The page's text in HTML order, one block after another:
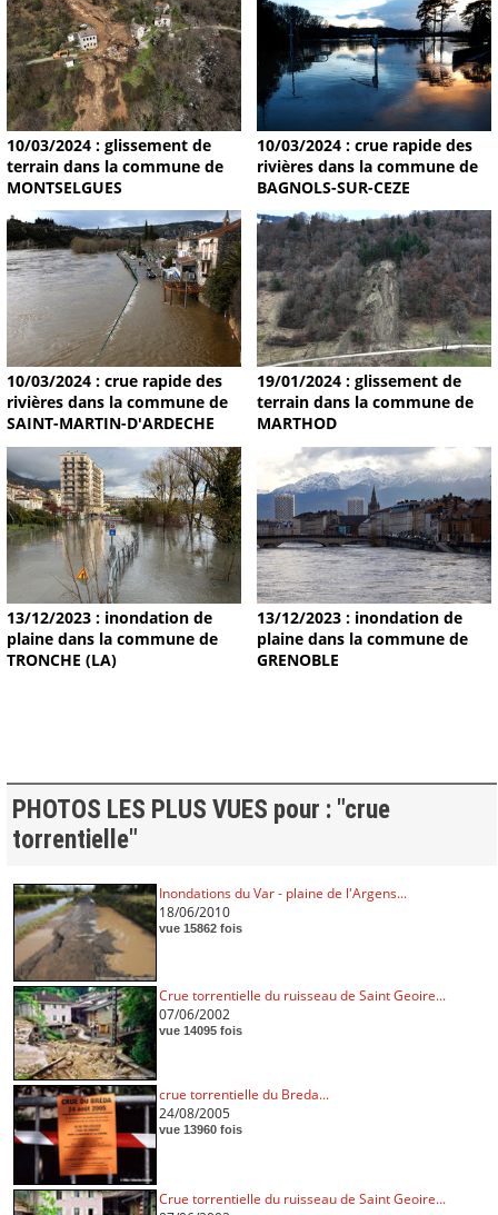
10/03/2024 : glissement de
terrain dans la commune de
MONTSELGUES
10/03/2024 : crue rapide des
rivières dans la commune de
BAGNOLS-SUR-CEZE
10/03/2024 : crue rapide des
rivières dans la commune de
SAINT-MARTIN-D'ARDECHE
19/01/2024 : glissement de
terrain dans la commune de
MARTHOD
13/12/2023 : inondation de
plaine dans la commune de
TRONCHE (LA)
13/12/2023 : inondation de
plaine dans la commune de
GRENOBLE
PHOTOS LES PLUS VUES pour : "crue
torrentielle"
Inondations du Var - plaine de l'Argens...
18/06/2010
vue 15862 fois
Crue torrentielle du ruisseau de Saint Geoire...
07/06/2002
vue 14095 fois
crue torrentielle du Breda...
24/08/2005
vue 13960 fois
Crue torrentielle du ruisseau de Saint Geoire...